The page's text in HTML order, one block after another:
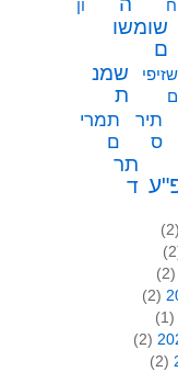
ח
ון
שומשו
ם
שזיפי
ם
שמנ
ת
תיר
ס
תמרי
ם
תר
ד
(2)
(2)
(2)
(1)
(2)
(2)